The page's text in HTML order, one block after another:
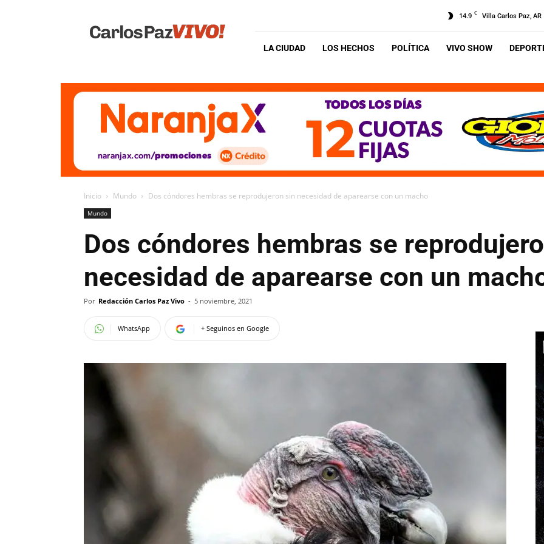
Vivo
14.9 C Villa Carlos Paz, AR
LA CIUDAD LOS HECHOS POLÍTICA VIVO SHOW
Inicio Mundo Dos cóndores hembras se reprodujeron sin necesidad de aparearse con un macho
Mundo
Dos cóndores hembras se
necesidad de aparearse con un
Por Redacción Carlos Paz Vivo - 5 noviembre, 2021
WhatsApp + Seguinos en Google